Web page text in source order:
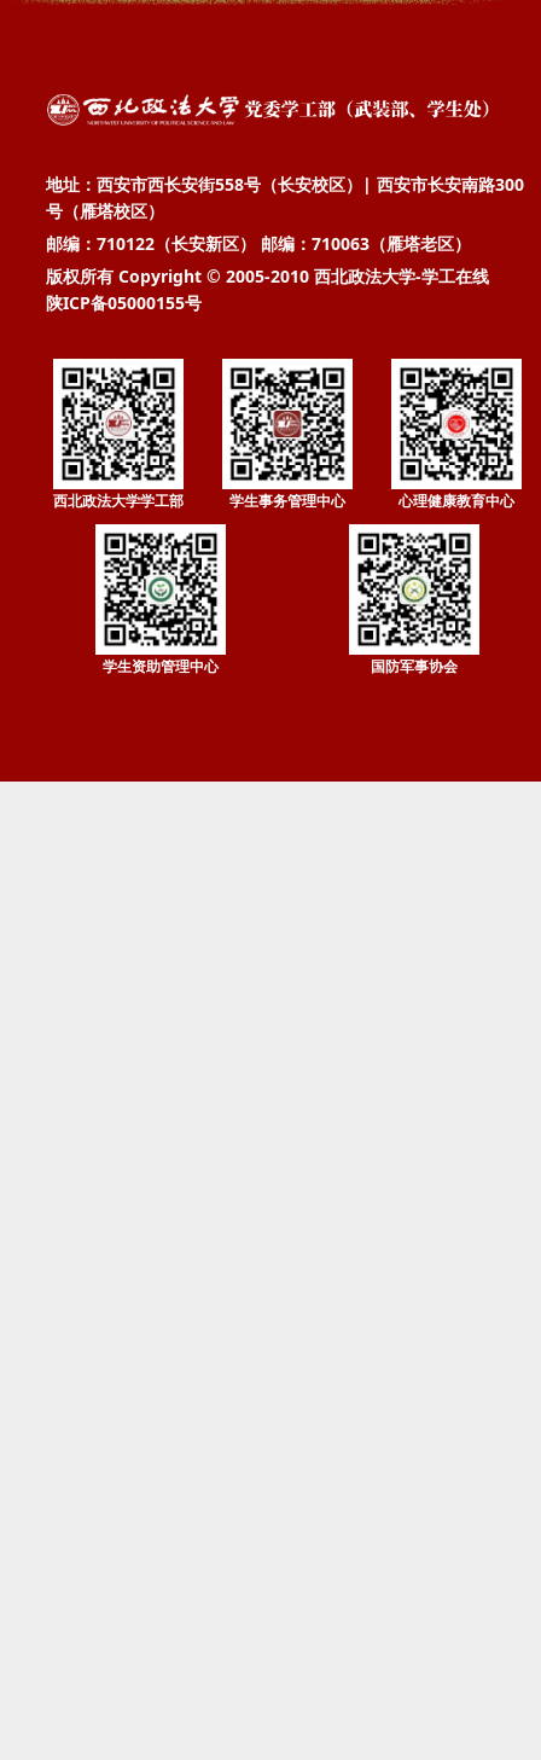
地址：西安市西长安街558号（长安校区）| 西安市长安南路300
号（雁塔校区）
邮编：710122（长安新区） 邮编：710063（雁塔老区）
版权所有 Copyright © 2005-2010 西北政法大学-学工在线
陕ICP备05000155号
西北政法大学学工部 学生事务管理中心 心理健康教育中心
学生资助管理中心 国防军事协会